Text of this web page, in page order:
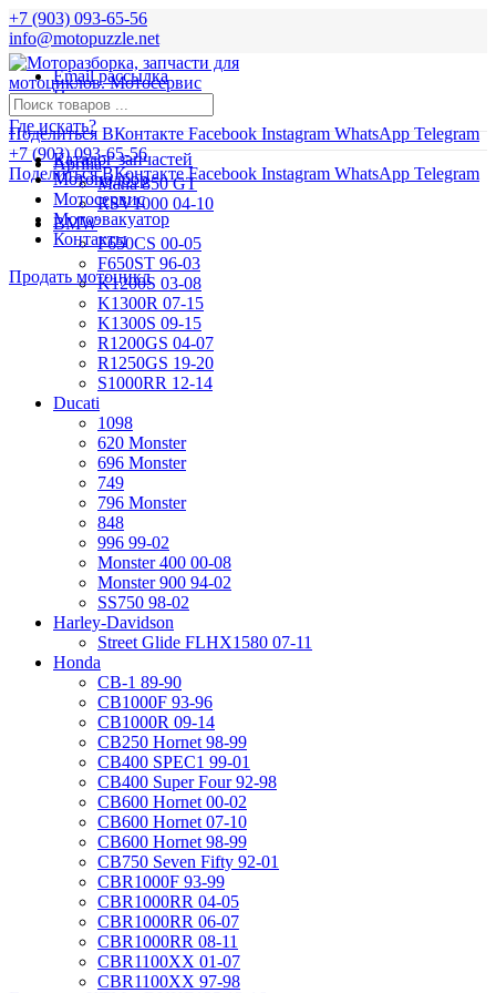
+7 (903) 093-65-56
info@motopuzzle.net
Email рассылка
Новости
Поделиться ВКонтакте Facebook Instagram WhatsApp Telegram
+7 (903) 093-65-56
Поделиться ВКонтакте Facebook Instagram WhatsApp Telegram
Где искать?
Aprilia
Mana 850 GT
RSV1000 04-10
BMW
F650CS 00-05
F650ST 96-03
K1200S 03-08
K1300R 07-15
K1300S 09-15
R1200GS 04-07
R1250GS 19-20
S1000RR 12-14
Ducati
1098
620 Monster
696 Monster
749
796 Monster
848
996 99-02
Monster 400 00-08
Monster 900 94-02
SS750 98-02
Harley-Davidson
Street Glide FLHX1580 07-11
Honda
CB-1 89-90
CB1000F 93-96
CB1000R 09-14
CB250 Hornet 98-99
CB400 SPEC1 99-01
CB400 Super Four 92-98
CB600 Hornet 00-02
CB600 Hornet 07-10
CB600 Hornet 98-99
CB750 Seven Fifty 92-01
CBR1000F 93-99
CBR1000RR 04-05
CBR1000RR 06-07
CBR1000RR 08-11
CBR1100XX 01-07
CBR1100XX 97-98
Каталог запчастей
Мотоподбор
Мотосервис
Мотоэвакуатор
Контакты
Продать мотоцикл